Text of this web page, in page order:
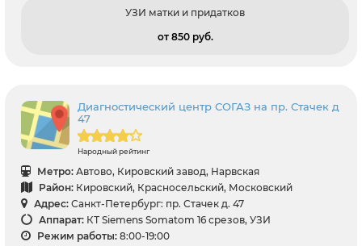
УЗИ матки и придатков
от 850 pуб.
Диагностический центр СОГАЗ на пр. Стачек д
47
Народный рейтинг
Метро: Автово, Кировский завод, Нарвская
Район: Кировский, Красносельский, Московский
Адрес: Санкт-Петербург: пр. Стачек д. 47
Аппарат: КТ Siemens Somatom 16 срезов, УЗИ
Режим работы: 8:00-19:00